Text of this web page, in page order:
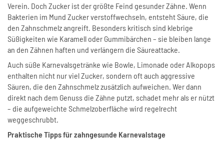
Verein. Doch Zucker ist der größte Feind gesunder Zähne. Wenn
Bakterien im Mund Zucker verstoffwechseln, entsteht Säure, die
den Zahnschmelz angreift. Besonders kritisch sind klebrige
Süßigkeiten wie Karamell oder Gummibärchen – sie bleiben lange
an den Zähnen haften und verlängern die Säureattacke.
Auch süße Karnevalsgetränke wie Bowle, Limonade oder Alkopops
enthalten nicht nur viel Zucker, sondern oft auch aggressive
Säuren, die den Zahnschmelz zusätzlich aufweichen. Wer dann
direkt nach dem Genuss die Zähne putzt, schadet mehr als er nützt
– die aufgeweichte Schmelzoberfläche wird regelrecht
weggeschrubbt.
Praktische Tipps für zahngesunde Karnevalstage